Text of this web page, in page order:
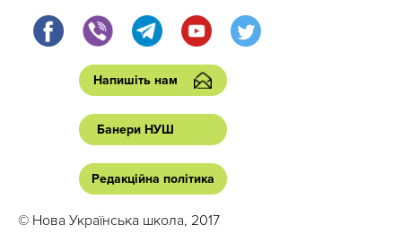
Напишіть нам
Банери НУШ
Редакційна політика
© Нова Українська школа, 2017